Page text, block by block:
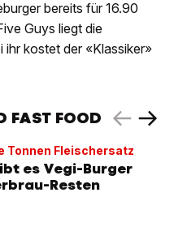
bereits für 16.90
Guys liegt die
ihr kostet der «Klassiker»
FAST FOOD
Tonnen Fleischersatz
es Vegi-Burger
Resten